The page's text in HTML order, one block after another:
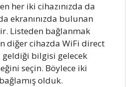
her iki cihazınızda da
ekranınızda bulunan
Listeden bağlanmak
diğer cihazda WiFi direct
bilgisi gelecek
seçin. Böylece iki
olduk.